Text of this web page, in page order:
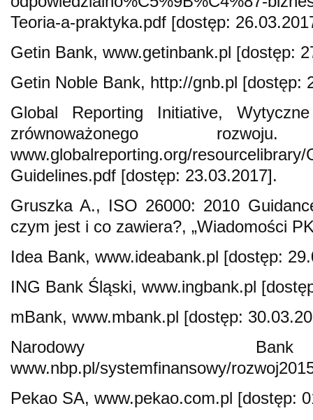
Teoria-a-praktyka.pdf [dostęp:
Getin Bank, www.getinbank.pl [dostęp:
Getin Noble Bank, http://gnb.pl [dostęp:
Global Reporting Initiative,
zrównoważonego
www.globalreporting.org/
Guidelines.pdf [dostęp: 23.03.2017].
Gruszka A., ISO 26000: 2010
czym jest i co zawiera?, „Wiadomości
Idea Bank, www.ideabank.pl [dostęp:
ING Bank Śląski, www.ingbank.pl
mBank, www.mbank.pl [dostęp:
Narodowy
www.nbp.pl/systemfinansowy/
Pekao SA, www.pekao.com.pl [dostęp: